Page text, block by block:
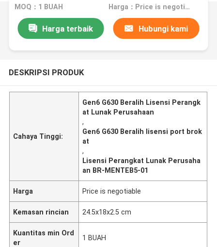
MOQ：1 BUAH Harga：Price is negotiable
Harga terbaik Hubungi kami
DESKRIPSI PRODUK
Cahaya Tinggi:
Gen6 G630 Beralih Lisensi Perangk
at Lunak Perusahaan
,
Gen6 G630 Beralih lisensi port brok
at
,
Lisensi Perangkat Lunak Perusaha
an BR-MENTEB5-01
Harga Price is negotiable
Kemasan rincian 24.5x18x2.5 cm
Kuantitas min Ord
er
1 BUAH